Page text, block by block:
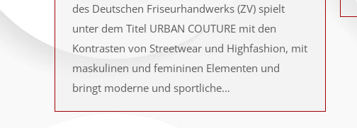
des Deutschen Friseurhandwerks (ZV) spielt
unter dem Titel URBAN COUTURE mit den
Kontrasten von Streetwear und Highfashion, mit
maskulinen und femininen Elementen und
bringt moderne und sportliche…